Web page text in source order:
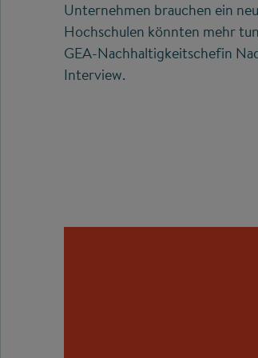
Unternehmen brauchen ein
Hochschulen könnten mehr
GEA-Nachhaltigkeitschefin
Interview.